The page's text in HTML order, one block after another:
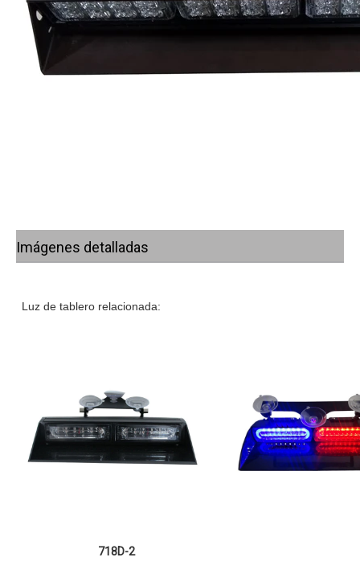
Imágenes detalladas
Luz de tablero relacionada:
718D-2